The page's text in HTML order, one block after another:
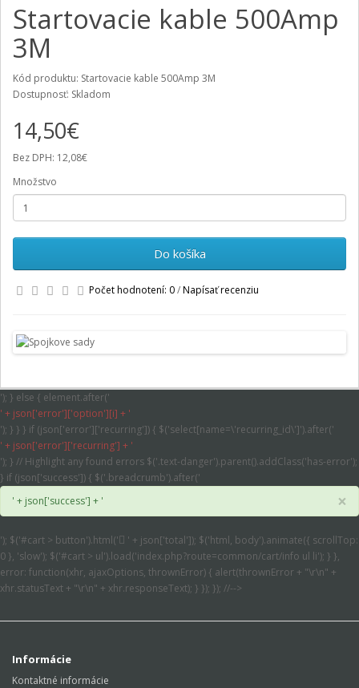
Startovacie kable 500Amp
3M
Kód produktu: Startovacie kable 500Amp 3M
Dostupnosť: Skladom
14,50€
Bez DPH: 12,08€
Množstvo
Do košíka
Počet hodnotení: 0/Napísať recenziu
'); } else { element.after('
' + json['error']['option'][i] + '
'); } } } if (json['error']['recurring']) { $('select[name=\'recurring_id\']').after('
' + json['error']['recurring'] + '
'); } // Highlight any found errors $('.text-danger').parent().addClass('has-error');
} if (json['success']) { $('.breadcrumb').after('
' + json['success'] + '
×
'); $('#cart > button').html('
' + json['total']); $('html, body').animate({ scrollTop:
0 }, 'slow'); $('#cart > ul').load('index.php?route=common/cart/info ul li'); } },
error: function(xhr, ajaxOptions, thrownError) { alert(thrownError + "\r\n" +
xhr.statusText + "\r\n" + xhr.responseText); } }); }); //-->
Informácie
Kontaktné informácie